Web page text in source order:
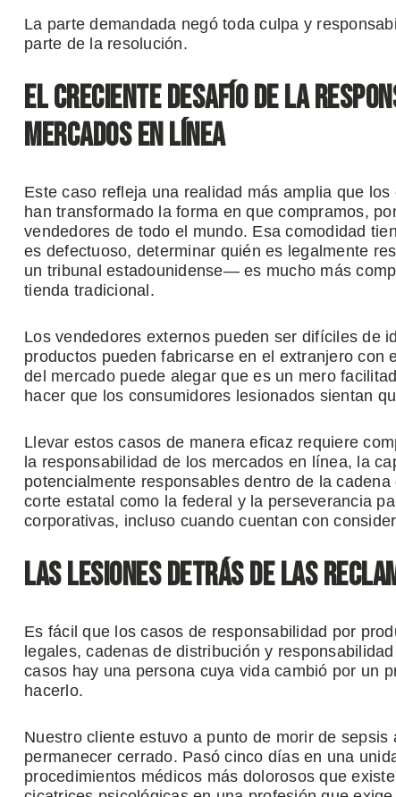
La parte demandada negó toda culpa y
parte de la resolución.
El creciente desafío de la
mercados en línea
Este caso refleja una realidad más amplia que
han transformado la forma en que compramos,
vendedores de todo el mundo. Esa comodidad
es defectuoso, determinar quién es legalmente
un tribunal estadounidense— es mucho más
tienda tradicional.
Los vendedores externos pueden ser difíciles de
productos pueden fabricarse en el extranjero
del mercado puede alegar que es un mero
hacer que los consumidores lesionados sientan
Llevar estos casos de manera eficaz requiere
la responsabilidad de los mercados en línea, la
potencialmente responsables dentro de la
corte estatal como la federal y la perseverancia
corporativas, incluso cuando cuentan con
Las lesiones detrás de las
Es fácil que los casos de responsabilidad por
legales, cadenas de distribución y
casos hay una persona cuya vida cambió por un
hacerlo.
Nuestro cliente estuvo a punto de morir de
permanecer cerrado. Pasó cinco días en una
procedimientos médicos más dolorosos que